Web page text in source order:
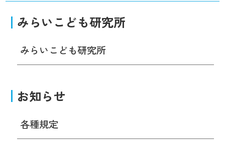
みらいこども研究所
みらいこども研究所
お知らせ
各種規定